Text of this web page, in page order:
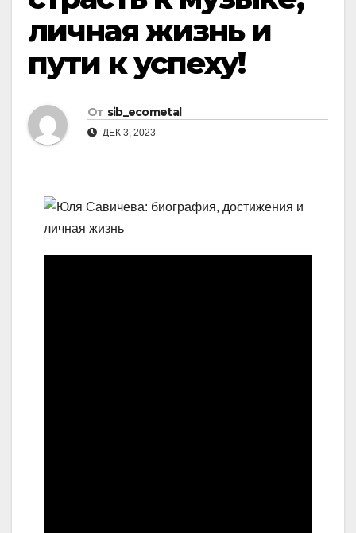
личная жизнь и
пути к успеху!
От sib_ecometal
ДЕК 3, 2023